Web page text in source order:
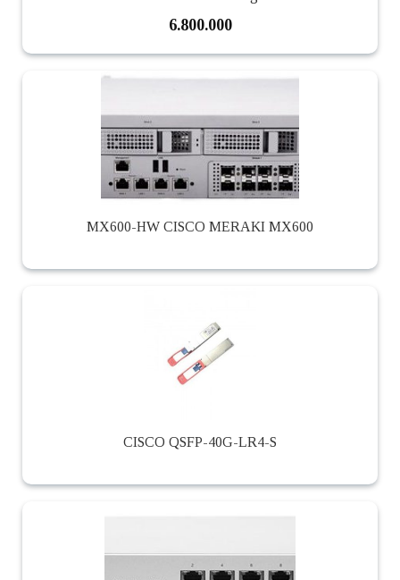
6.800.000
MX600-HW CISCO MERAKI MX600
CISCO QSFP-40G-LR4-S